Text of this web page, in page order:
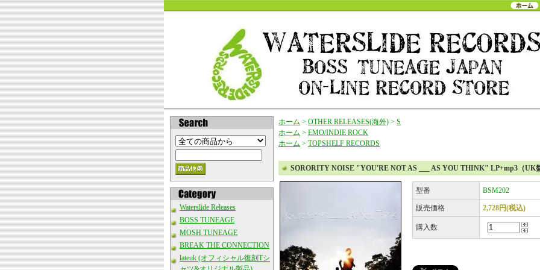
Waterslide Releases
BOSS TUNEAGE
MOSH TUNEAGE
BREAK THE CONNECTION
lateuk (オフィシャル復刻Tシ
ホーム > OTHER RELEASES(海外) > S
ホーム > EMO/INDIE ROCK
ホーム > TOPSHELF RECORDS
SORORITY NOISE "YOU'RE NOT AS ___ AS YOU THINK" LP+mp3（UK
型番 BSM202
販売価格 2,728円(税込)
購入数